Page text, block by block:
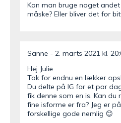
Kan man bruge noget
måske? Eller bliver det for
Sanne
2. marts 2021 kl.
Hej Julie
Tak for endnu en lækker
Du delte på IG for et par
fik denne som en is. Kan du
fine isforme er fra? Jeg er
forskellige gode nemlig 😊